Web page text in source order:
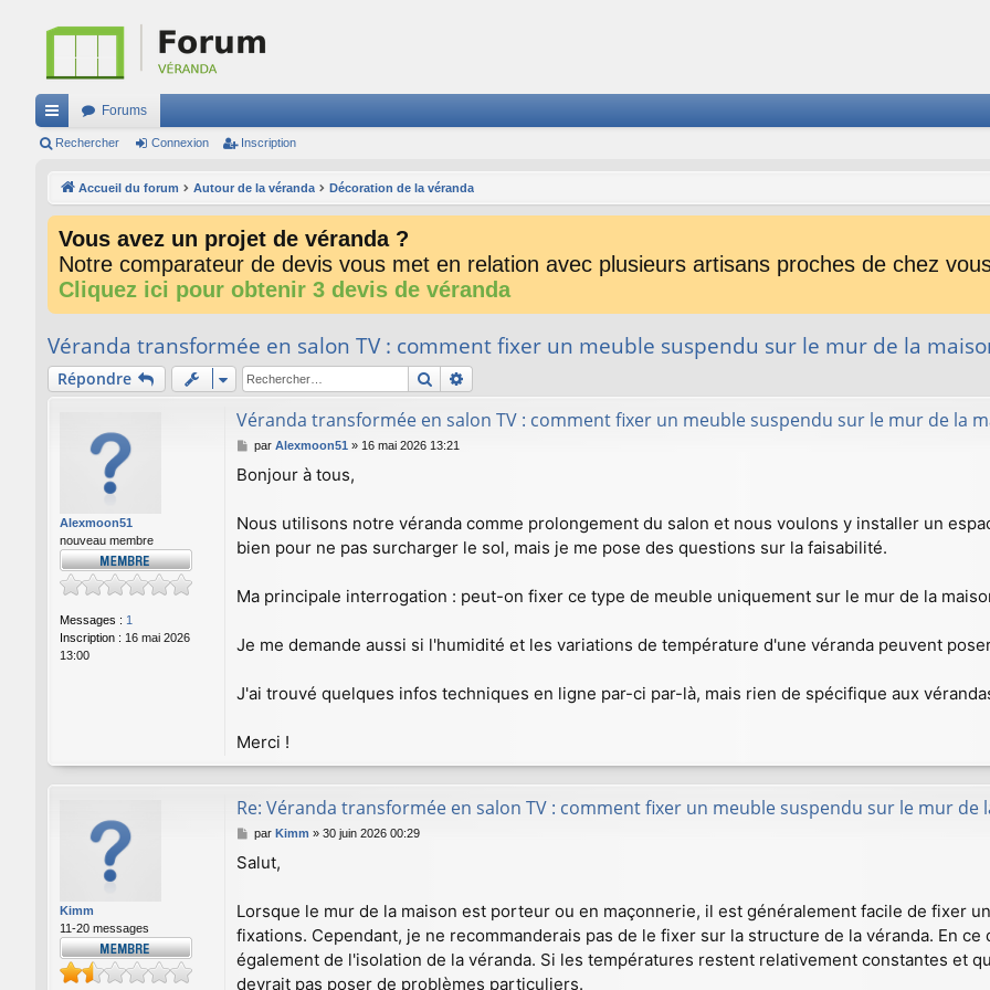
ac
Forums
Rechercher Connexion Inscription
Accueil du forum Autour de la véranda Décoration de la véranda
Vous avez un projet de véranda ?
Notre comparateur de devis vous met en relation avec plusieurs artisans proches de chez
Cliquez ici pour obtenir 3 devis de véranda
Véranda transformée en salon TV : comment fixer un meuble suspendu sur le mur de la
Répondre Rechercher
Alexmoon51
nouveau membre
Messages : 1
Inscription : 16 mai 2026
13:00
Véranda transformée en salon TV : comment fixer un meuble suspendu sur le mur de la
M
s
g
e
par Alexmoon51 » 16 mai 2026 13:21
Bonjour à tous,
Nous utilisons notre véranda comme prolongement du salon et nous voulons y installer un
bien pour ne pas surcharger le sol, mais je me pose des questions sur la faisabilité.
Ma principale interrogation : peut-on fixer ce type de meuble uniquement sur le mur de la
Je me demande aussi si l'humidité et les variations de température d'une véranda peuvent
J'ai trouvé quelques infos techniques en ligne par-ci par-là, mais rien de spécifique aux
Merci !
Kimm
11-20 messages
Re: Véranda transformée en salon TV : comment fixer un meuble suspendu sur le mur de
M
s
g
e
par Kimm » 30 juin 2026 00:29
Salut,
Lorsque le mur de la maison est porteur ou en maçonnerie, il est généralement facile de fixer
fixations. Cependant, je ne recommanderais pas de le fixer sur la structure de la véranda. En
également de l'isolation de la véranda. Si les températures restent relativement constantes et
devrait pas poser de problèmes particuliers.